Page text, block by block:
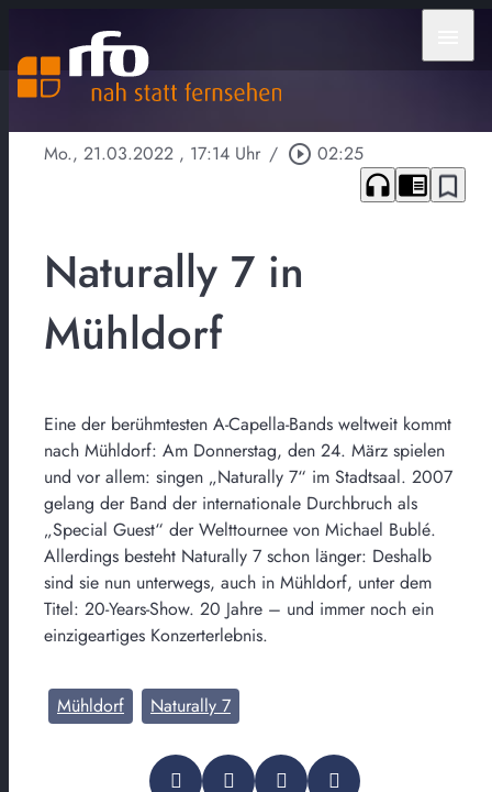
Mo., 21.03.2022 , 17:14 Uhr / play_circle_outline 02:25
headphones chrome_reader_mode bookmark_border
Naturally 7 in
Mühldorf
Eine der berühmtesten A-Capella-Bands weltweit kommt
nach Mühldorf: Am Donnerstag, den 24. März spielen
und vor allem: singen „Naturally 7“ im Stadtsaal. 2007
gelang der Band der internationale Durchbruch als
„Special Guest“ der Welttournee von Michael Bublé.
Allerdings besteht Naturally 7 schon länger: Deshalb
sind sie nun unterwegs, auch in Mühldorf, unter dem
Titel: 20-Years-Show. 20 Jahre – und immer noch ein
einzigeartiges Konzerterlebnis.
Mühldorf Naturally 7